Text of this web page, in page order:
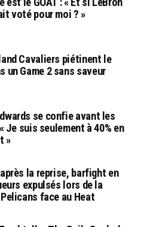
voté pour moi ? »
Cavaliers piétinent le
un Game 2 sans saveur
se confie avant les
Je suis seulement à 40% en
»
la reprise, barfight en
expulsés lors de la
face au Heat